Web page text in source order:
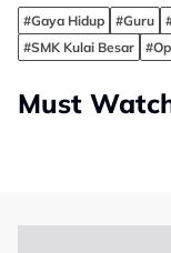
#Gaya Hidup #Guru
#SMK Kulai Besar
Must